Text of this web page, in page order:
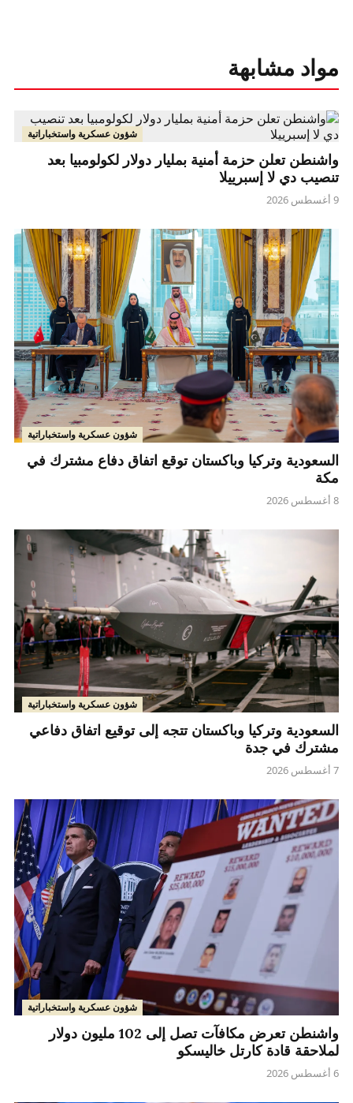
مواد مشابهة
شؤون عسكرية واستخباراتية
واشنطن تعلن حزمة أمنية بمليار دولار لكولومبيا بعد
تنصيب دي لا إسبرييلا
9 أغسطس 2026
شؤون عسكرية واستخباراتية
السعودية وتركيا وباكستان توقع اتفاق دفاع مشترك في
مكة
8 أغسطس 2026
شؤون عسكرية واستخباراتية
السعودية وتركيا وباكستان تتجه إلى توقيع اتفاق دفاعي
مشترك في جدة
7 أغسطس 2026
شؤون عسكرية واستخباراتية
واشنطن تعرض مكافآت تصل إلى 102 مليون دولار
لملاحقة قادة كارتل خاليسكو
6 أغسطس 2026